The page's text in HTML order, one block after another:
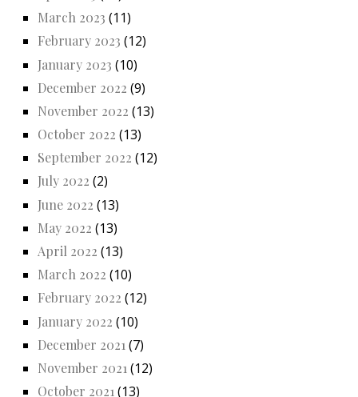
March 2023 (11)
February 2023 (12)
January 2023 (10)
December 2022 (9)
November 2022 (13)
October 2022 (13)
September 2022 (12)
July 2022 (2)
June 2022 (13)
May 2022 (13)
April 2022 (13)
March 2022 (10)
February 2022 (12)
January 2022 (10)
December 2021 (7)
November 2021 (12)
October 2021 (13)